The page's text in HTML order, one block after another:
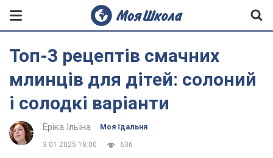
Топ-3 рецептів смачних
млинців для дітей: солоний
і солодкі варіанти
Еріка Ільїна Моя їдальня
3.01.2025 18:00 636